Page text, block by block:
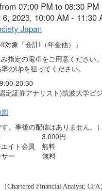
07:00 PM to 08:30 PM
6, 2023, 10:00 AM - 11:30
Japan
象「会計I（年金他）」
指定の電卓をご用意ください
のUpを狙ってください。
20:30
定証券アナリスト)筑波大学ビ
。事後の配信はありません。）
受験者 3,000円
ト会員 無料
サー 無料
Chartered Financial Analyst; CFA）